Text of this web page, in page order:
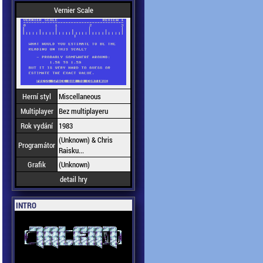
Vernier Scale
Herní styl
Miscellaneous
Multiplayer Bez multiplayeru
Rok vydání
1983
Programátor (Unknown) & Chris
Raisku...
Grafik
(Unknown)
detail hry
INTRO